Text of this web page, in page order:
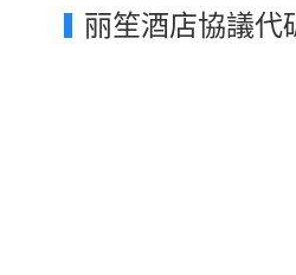
丽笙酒店協議代